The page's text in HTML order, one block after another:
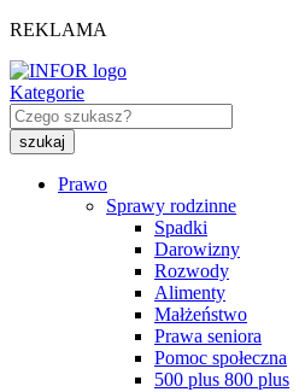
REKLAMA
Kategorie
Prawo
Sprawy rodzinne
Spadki
Darowizny
Rozwody
Alimenty
Małżeństwo
Prawa seniora
Pomoc społeczna
500 plus 800 plus